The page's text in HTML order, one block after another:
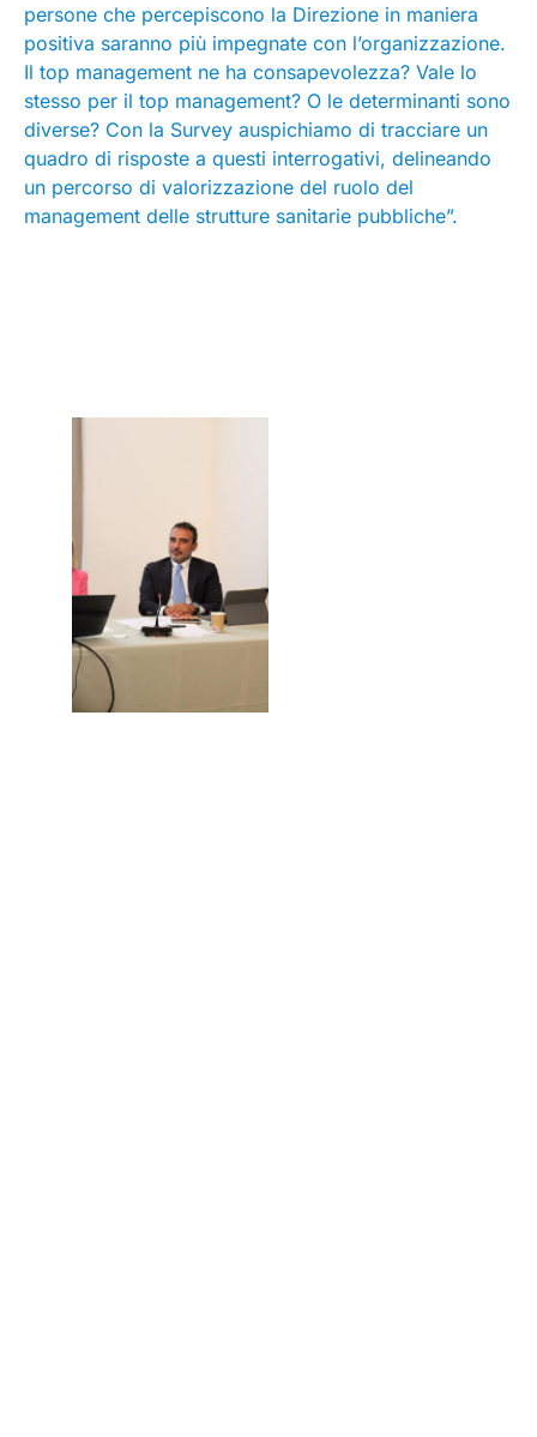
persone che percepiscono la Direzione in maniera
positiva saranno più impegnate con l’organizzazione.
Il top management ne ha consapevolezza? Vale lo
stesso per il top management? O le determinanti sono
diverse? Con la Survey auspichiamo di tracciare un
quadro di risposte a questi interrogativi, delineando
un percorso di valorizzazione del ruolo del
management delle strutture sanitarie pubbliche”.